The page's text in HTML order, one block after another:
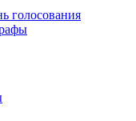
голосования